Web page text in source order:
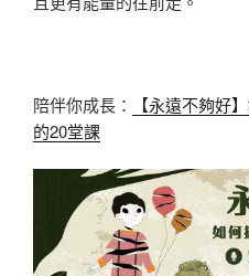
陪伴你成長：
【永遠不夠好
的20堂課